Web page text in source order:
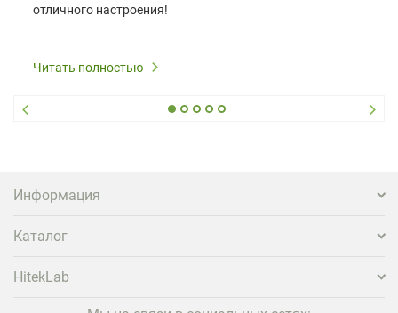
отличного настроения!
Читать полностью
Информация
Каталог
HitekLab